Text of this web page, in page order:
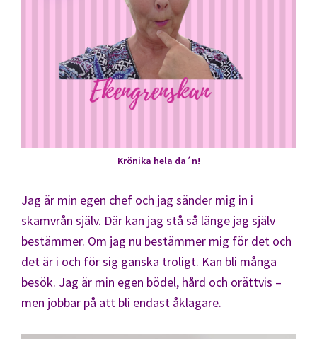
Krönika hela da´n!
Jag är min egen chef och jag sänder mig in i
skamvrån själv. Där kan jag stå så länge jag själv
bestämmer. Om jag nu bestämmer mig för det och
det är i och för sig ganska troligt. Kan bli många
besök. Jag är min egen bödel, hård och orättvis –
men jobbar på att bli endast åklagare.